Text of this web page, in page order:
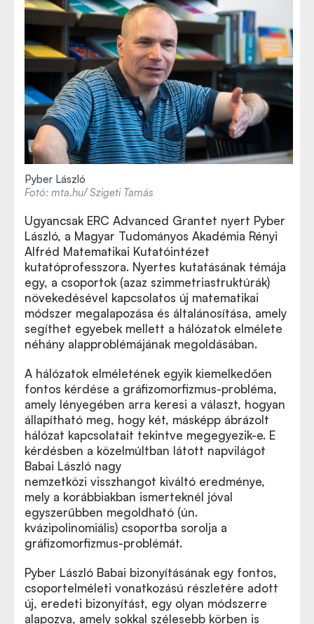
Pyber László
Fotó: mta.hu/ Szigeti Tamás
Ugyancsak ERC Advanced Grantet nyert Pyber
László, a Magyar Tudományos Akadémia Rényi
Alfréd Matematikai Kutatóintézet
kutatóprofesszora. Nyertes kutatásának témája
egy, a csoportok (azaz szimmetriastruktúrák)
növekedésével kapcsolatos új matematikai
módszer megalapozása és általánosítása, amely
segíthet egyebek mellett a hálózatok elmélete
néhány alapproblémájának megoldásában.
A hálózatok elméletének egyik kiemelkedően
fontos kérdése a gráfizomorfizmus-probléma,
amely lényegében arra keresi a választ, hogyan
állapítható meg, hogy két, másképp ábrázolt
hálózat kapcsolatait tekintve megegyezik-e. E
kérdésben a közelmúltban látott napvilágot
Babai László nagy
Babai László áttörést jelentő eredménye
nemzetközi visszhangot kiváltó eredménye,
mely a korábbiakban ismerteknél jóval
egyszerűbben megoldható (ún.
kvázipolinomiális) csoportba sorolja a
gráfizomorfizmus-problémát.
Pyber László Babai bizonyításának egy fontos,
csoportelméleti vonatkozású részletére adott
új, eredeti bizonyítást, egy olyan módszerre
alapozva, amely sokkal szélesebb körben is